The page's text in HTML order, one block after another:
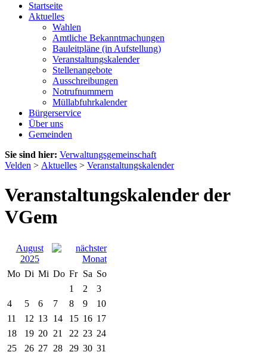
Startseite
Aktuelles
Wahlen
Amtliche Bekanntmachungen
Bauleitpläne (in Aufstellung)
Veranstaltungskalender
Stellenangebote
Ausschreibungen
Notrufnummern
Müllabfuhrkalender
Bürgerservice
Über uns
Gemeinden
Sie sind hier: Verwaltungsgemeinschaft
Velden > Aktuelles > Veranstaltungskalender
Veranstaltungskalender der
VGem
August
2025
Mo Di Mi Do Fr Sa So
1
2
3
4
5 6 7 8 9
10
11
12 13 14 15 16 17
18
19 20 21 22 23 24
25
26 27 28 29 30 31